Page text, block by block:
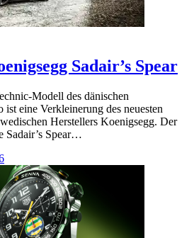
Sadair’s Spear
Modell des dänischen
ist eine Verkleinerung des neuesten
Herstellers Koenigsegg. Der
Sadair’s Spear…